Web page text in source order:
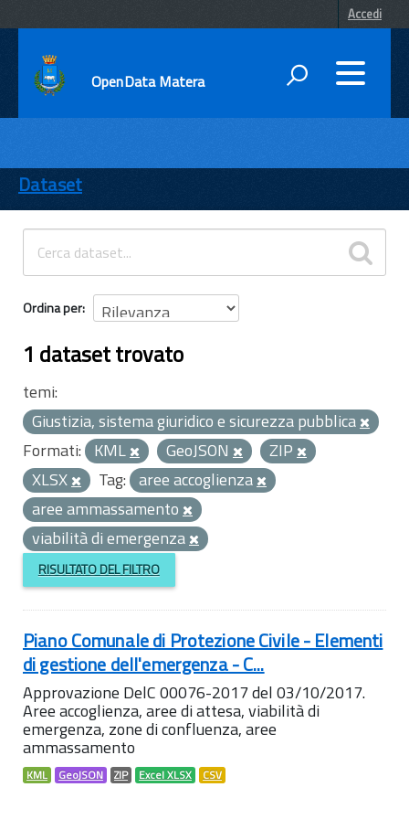
Accedi
OpenData Matera
ENTI
TEMI
INFORMAZIONI
Dataset
Ordina per
1 dataset trovato
temi:
Giustizia, sistema giuridico e sicurezza pubblica
Formati: KML GeoJSON
ZIP
XLSX
Tag: aree accoglienza
aree ammassamento
viabilità di emergenza
RISULTATO DEL FILTRO
Piano Comunale di Protezione Civile - Elementi
di gestione dell'emergenza - C...
Approvazione DelC 00076-2017 del 03/10/2017.
Aree accoglienza, aree di attesa, viabilità di
emergenza, zone di confluenza, aree
ammassamento
KML GeoJSON ZIP Excel XLSX CSV